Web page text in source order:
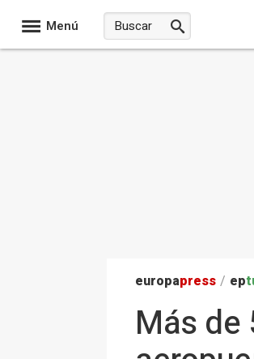
Menú
europapress / ep
Más de